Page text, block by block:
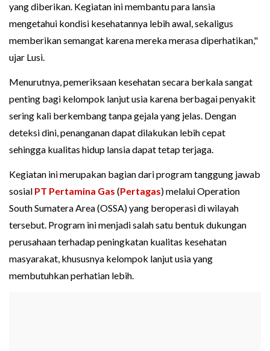
yang diberikan. Kegiatan ini membantu para lansia
mengetahui kondisi kesehatannya lebih awal, sekaligus
memberikan semangat karena mereka merasa diperhatikan,"
ujar Lusi.
Menurutnya, pemeriksaan kesehatan secara berkala sangat
penting bagi kelompok lanjut usia karena berbagai penyakit
sering kali berkembang tanpa gejala yang jelas. Dengan
deteksi dini, penanganan dapat dilakukan lebih cepat
sehingga kualitas hidup lansia dapat tetap terjaga.
Kegiatan ini merupakan bagian dari program tanggung jawab
sosial PT Pertamina Gas (Pertagas) melalui Operation
South Sumatera Area (OSSA) yang beroperasi di wilayah
tersebut. Program ini menjadi salah satu bentuk dukungan
perusahaan terhadap peningkatan kualitas kesehatan
masyarakat, khususnya kelompok lanjut usia yang
membutuhkan perhatian lebih.